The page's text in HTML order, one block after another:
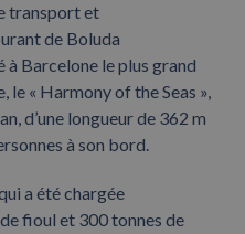
transport et
de Boluda
Barcelone le plus grand
le « Harmony of the Seas »,
d’une longueur de 362 m
à son bord.
a été chargée
fioul et 300 tonnes de